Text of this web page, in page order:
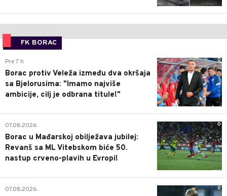
FK BORAC
0
Pre 7 h
Borac protiv Veleža između dva okršaja
sa Bjelorusima: "Imamo najviše
ambicije, cilj je odbrana titule!"
0
07.08.2026.
Borac u Mađarskoj obilježava jubilej:
Revanš sa ML Vitebskom biće 50.
nastup crveno-plavih u Evropi!
0
07.08.2026.